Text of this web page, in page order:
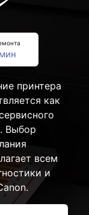
принтера
как
Выбор
всем
и